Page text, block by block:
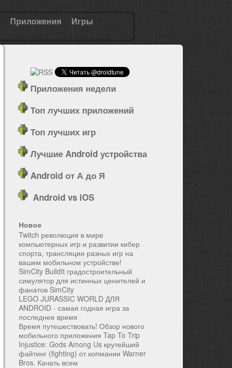
Приложения Игры
Приложения недели
Топ лучших приложений
Топ лучших игр
Лучшие Android устройства
Android от А до Я
Android vs iOS
Новое
Twitch революция в мире
компьютерных игр и развитии кибер
спорта, трансляции разных игр на
вашем мобильном устройстве!
SimCity BuildIt градостроительный
симулятор для истинных ценителей и
фанатов SimCity
LEGO JURASSIC WORLD ДЛЯ
ANDROID - самая годная игра за
последнее время
Время путешествовать! Обзор нового
мобильного приложения Tap To Trip
Injustice: Gods Among Us крутейший
файтинг (fighting) от копмании Warner
Bros. Качать всем